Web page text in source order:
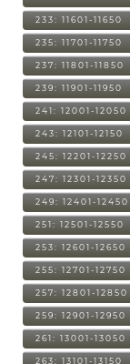
233: 11601-11650
235: 11701-11750
237: 11801-11850
239: 11901-11950
241: 12001-12050
243: 12101-12150
245: 12201-12250
247: 12301-12350
249: 12401-12450
251: 12501-12550
253: 12601-12650
255: 12701-12750
257: 12801-12850
259: 12901-12950
261: 13001-13050
263: 13101-13150